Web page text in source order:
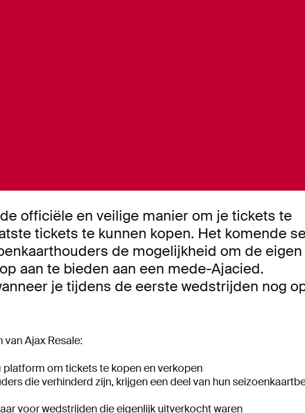
officiële en veilige manier om je tickets te
tickets te kunnen kopen. Het komende
de mogelijkheid om de eigen
aan te bieden aan een mede-Ajacied.
je tijdens de eerste wedstrijden nog
Ajax Resale:
platform om tickets te kopen en verkopen
die verhinderd zijn, krijgen een deel van hun
voor wedstrijden die eigenlijk uitverkocht waren